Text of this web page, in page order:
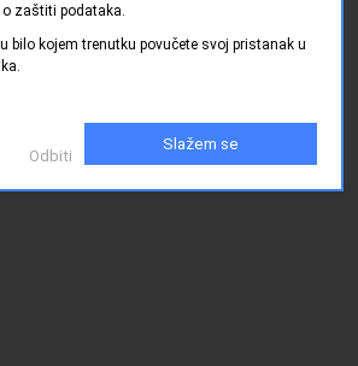
zaštiti podataka.
bilo kojem trenutku povučete svoj pristanak u
Odbiti
Slažem se